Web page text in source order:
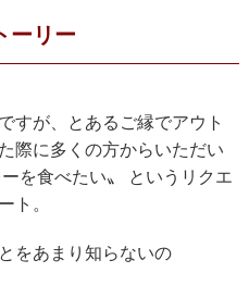
ーリー
すが、とあるご縁でアウト
際に多くの方からいただい
を食べたい〟 というリクエ
ト。
をあまり知らないの